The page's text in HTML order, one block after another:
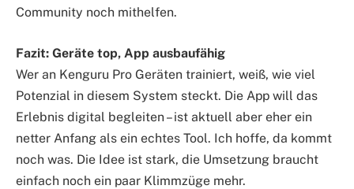
Community noch mithelfen.
Fazit: Geräte top, App ausbaufähig
Wer an Kenguru Pro Geräten trainiert, weiß, wie viel
Potenzial in diesem System steckt. Die App will das
Erlebnis digital begleiten – ist aktuell aber eher ein
netter Anfang als ein echtes Tool. Ich hoffe, da kommt
noch was. Die Idee ist stark, die Umsetzung braucht
einfach noch ein paar Klimmzüge mehr.